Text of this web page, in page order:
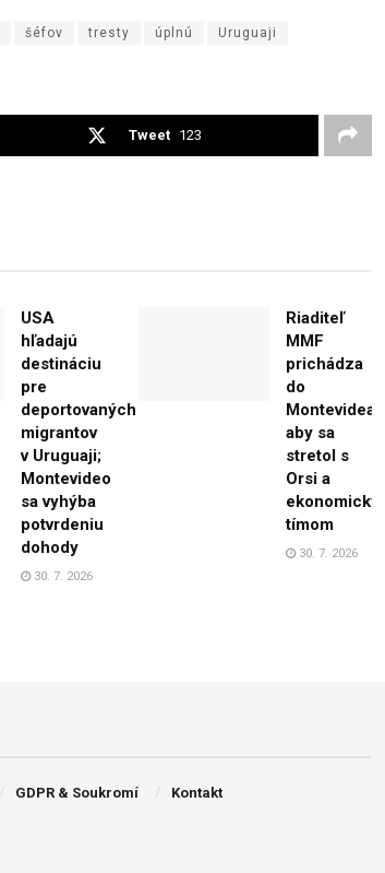
šéfov tresty úplnú Uruguaji
Tweet 123
USA
hľadajú
destináciu
pre
deportovaných
migrantov
v Uruguaji;
Montevideo
sa vyhýba
potvrdeniu
dohody
30. 7. 2026
Riaditeľ
MMF
prichádza
do
Montevidea,
aby sa
stretol s
Orsi a
ekonomickým
tímom
30. 7. 2026
GDPR & Soukromí Kontakt